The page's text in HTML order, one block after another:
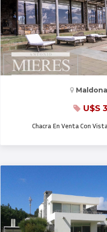
CASA
U$S
Chacra En Venta Con